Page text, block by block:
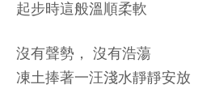
起步時這般溫順柔軟
沒有聲勢， 沒有浩蕩
凍土捧著一汪淺水靜靜安放